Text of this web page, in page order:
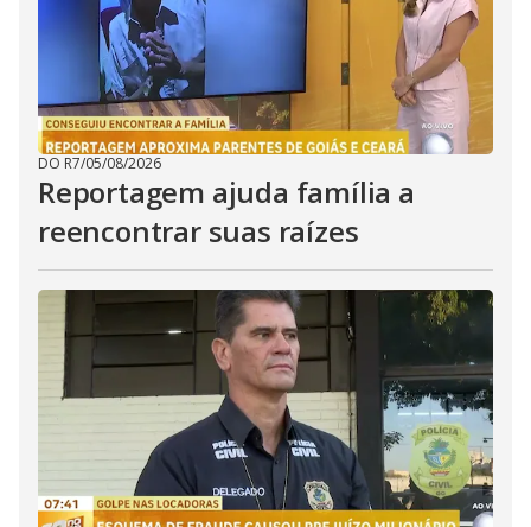
DO R7/05/08/2026
Reportagem ajuda família a
reencontrar suas raízes